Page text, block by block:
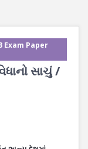
Exam Paper
સાચું /